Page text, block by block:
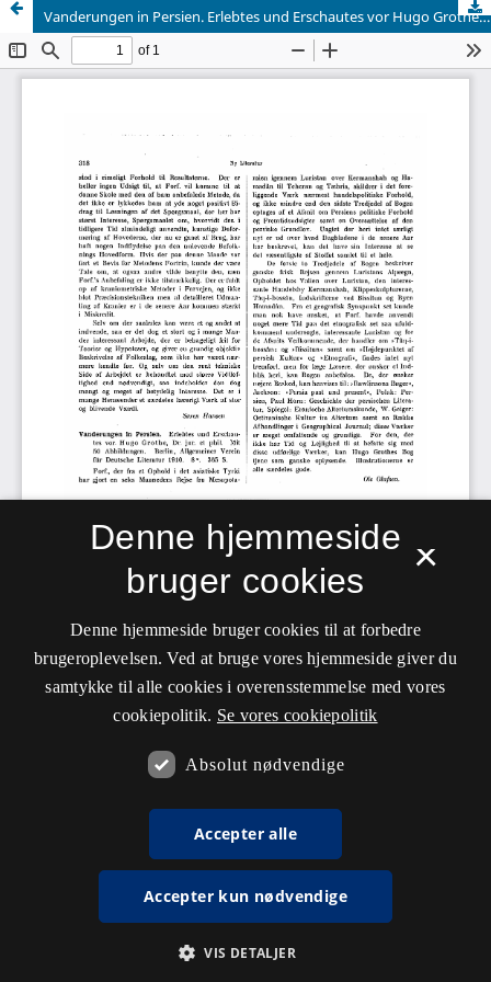
Vanderungen in Persien. Erlebtes und Erschautes vor Hugo Grothe, Dr. jur. et phil. Mit 50 Abbildungen. Berlin, Allgemeiner Verein für Deutsche Literatur 1910. B°. 365 S.
×
Denne hjemmeside
bruger cookies
Denne hjemmeside bruger cookies til at forbedre
brugeroplevelsen. Ved at bruge vores hjemmeside giver du
samtykke til alle cookies i overensstemmelse med vores
cookiepolitik. Se vores cookiepolitik
Absolut nødvendige
Accepter alle
Accepter kun nødvendige
VIS DETALJER